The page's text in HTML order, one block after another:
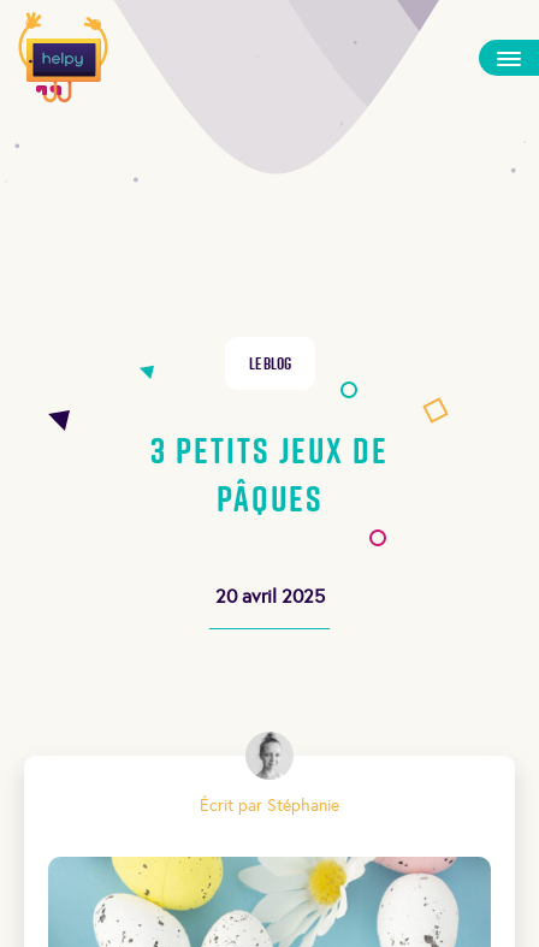
Le Blog
3 petits jeux de
Pâques
20 avril 2025
Écrit par Stéphanie